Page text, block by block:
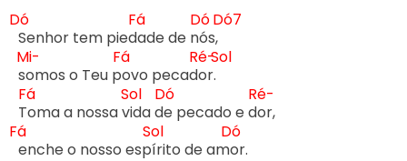
Dó
Senhor tem pied
Fá
ade de n
Dó
ós,
Dó7
s
Mi-
omos o Teu p
Fá
ovo pecad
Ré-
or.
Sol
T
Fá
oma a nossa v
Sol
ida d
Dó
e pecado e d
Ré-
Fá
enche o nosso esp
Sol
írito de am
Dó
or.